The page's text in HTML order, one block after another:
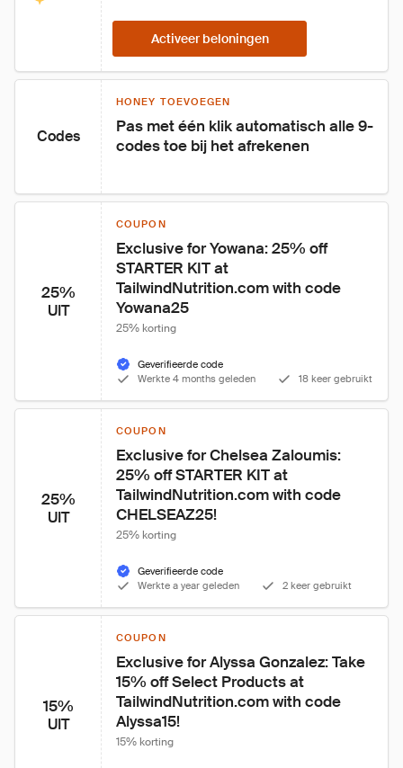
Activeer beloningen
Codes
HONEY TOEVOEGEN
Pas met één klik automatisch alle 9-
codes toe bij het afrekenen
25%
UIT
COUPON
Exclusive for Yowana: 25% off
STARTER KIT at
TailwindNutrition.com with code
Yowana25
25% korting
Geverifieerde code
Werkte 4 months geleden
18 keer gebruikt
25%
UIT
COUPON
Exclusive for Chelsea Zaloumis:
25% off STARTER KIT at
TailwindNutrition.com with code
CHELSEAZ25!
25% korting
Geverifieerde code
Werkte a year geleden
2 keer gebruikt
15%
UIT
COUPON
Exclusive for Alyssa Gonzalez: Take
15% off Select Products at
TailwindNutrition.com with code
Alyssa15!
15% korting